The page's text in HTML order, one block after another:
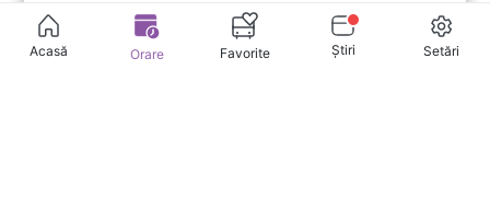
Acasă Orare Favorite Știri Setări